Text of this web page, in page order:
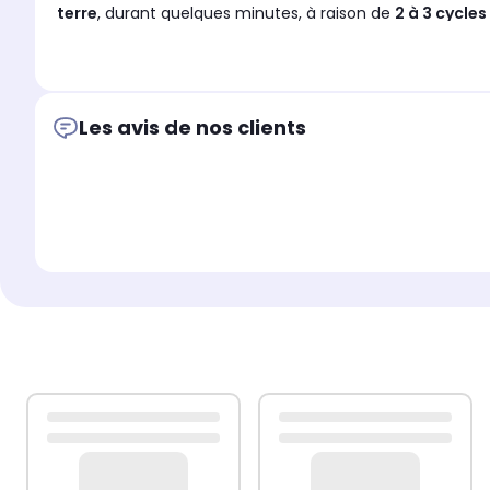
terre, durant quelques minutes, à raison de 2 à 3
Les avis de nos clients